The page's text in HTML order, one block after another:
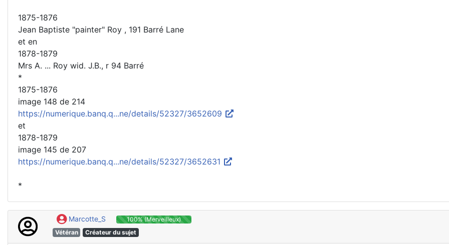
1875-1876
Jean Baptiste "painter" Roy , 191 Barré Lane
et en
1878-1879
Mrs A. ... Roy wid. J.B., r 94 Barré
*
1875-1876
image 148 de 214
https://numerique.banq.q...ne/details/52327/3652609
et
1878-1879
image 145 de 207
https://numerique.banq.q...ne/details/52327/3652631
*
Marcotte_S
100% (Merveilleux)
Vétéran
Créateur du sujet